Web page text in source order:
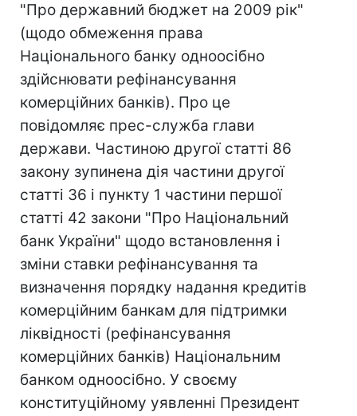
"Про державний бюджет на 2009 рік"
(щодо обмеження права
Національного банку одноосібно
здійснювати рефінансування
комерційних банків). Про це
повідомляє прес-служба глави
держави. Частиною другої статті 86
закону зупинена дія частини другої
статті 36 і пункту 1 частини першої
статті 42 закони "Про Національний
банк України" щодо встановлення і
зміни ставки рефінансування та
визначення порядку надання кредитів
комерційним банкам для підтримки
ліквідності (рефінансування
комерційних банків) Національним
банком одноосібно. У своєму
конституційному уявленні Президент